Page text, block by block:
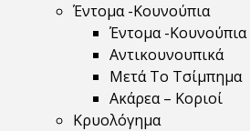
Έντομα -Κουνούπια
Έντομα -Κουνούπια
Αντικουνουπικά
Μετά Το Τσίμπημα
Ακάρεα – Κοριοί
Κρυολόγημα